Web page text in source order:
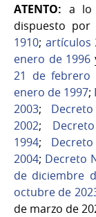
ATENTO: a lo
dispuesto por
1910; artículos
enero de 1996
21 de febrero
enero de 1997;
2003;
2002;
1994;
2004; Decreto
de diciembre
octubre de
de marzo de